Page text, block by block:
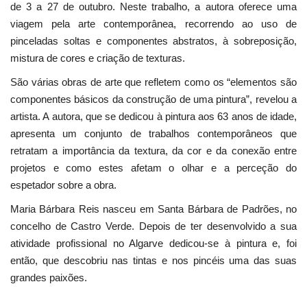
Ambiente
de 3 a 27 de outubro. Neste trabalho, a autora oferece uma
viagem pela arte contemporânea, recorrendo ao uso de
pinceladas soltas e componentes abstratos, à sobreposição,
mistura de cores e criação de texturas.
São várias obras de arte que refletem como os “elementos são
componentes básicos da construção de uma pintura”, revelou a
artista. A autora, que se dedicou à pintura aos 63 anos de idade,
apresenta um conjunto de trabalhos contemporâneos que
retratam a importância da textura, da cor e da conexão entre
projetos e como estes afetam o olhar e a perceção do
espetador sobre a obra.
Maria Bárbara Reis nasceu em Santa Bárbara de Padrões, no
concelho de Castro Verde. Depois de ter desenvolvido a sua
atividade profissional no Algarve dedicou-se à pintura e, foi
então, que descobriu nas tintas e nos pincéis uma das suas
grandes paixões.